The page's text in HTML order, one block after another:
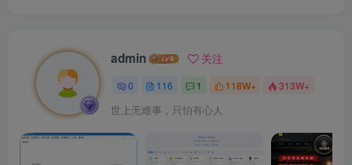
admin 关注
0 116 1 118W+ 313W+
世上无难事，只怕有心人